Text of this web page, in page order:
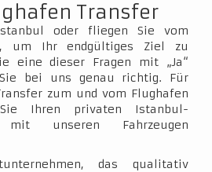
Transfer
oder fliegen Sie vom
um Ihr endgültiges Ziel zu
eine dieser Fragen mit „Ja“
bei uns genau richtig. Für
zum und vom Flughafen
Ihren privaten Istanbul-
mit unseren Fahrzeugen
das qualitativ